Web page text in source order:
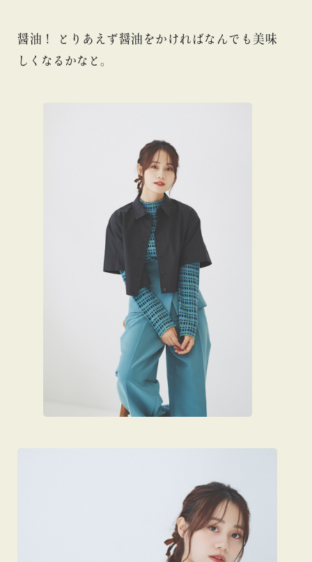
醤油！ とりあえず醤油をかければなんでも美味
しくなるかなと。